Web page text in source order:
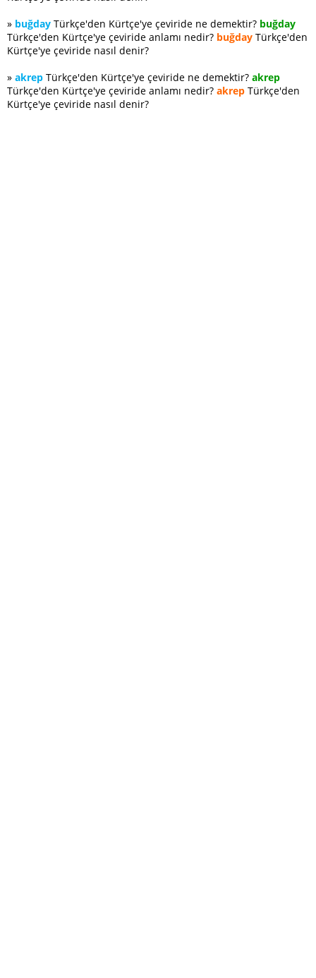
» buğday Türkçe'den Kürtçe'ye çeviride ne demektir? buğday
Türkçe'den Kürtçe'ye çeviride anlamı nedir? buğday Türkçe'den
Kürtçe'ye çeviride nasıl denir?
» akrep Türkçe'den Kürtçe'ye çeviride ne demektir? akrep
Türkçe'den Kürtçe'ye çeviride anlamı nedir? akrep Türkçe'den
Kürtçe'ye çeviride nasıl denir?